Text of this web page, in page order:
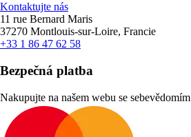
Kontaktujte nás
11 rue Bernard Maris
37270 Montlouis-sur-Loire, Francie
+33 1 86 47 62 58
Bezpečná platba
Nakupujte na našem webu se sebevědomím